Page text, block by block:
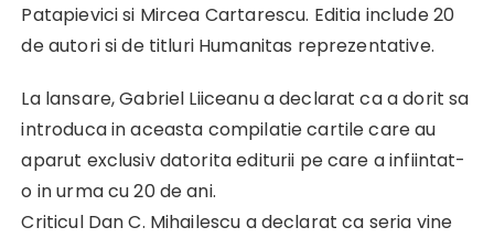
Patapievici si Mircea Cartarescu. Editia include 20
de autori si de titluri Humanitas reprezentative.
La lansare, Gabriel Liiceanu a declarat ca a dorit sa
introduca in aceasta compilatie cartile care au
aparut exclusiv datorita editurii pe care a infiintat-
o in urma cu 20 de ani.
Criticul Dan C. Mihailescu a declarat ca seria vine